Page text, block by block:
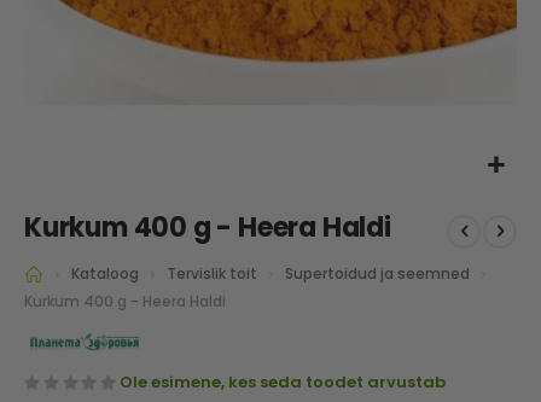
to
beginning
of
images
gallery
Kurkum 400 g - Heera Haldi
Kataloog Tervislik toit
Supertoidud ja seemned
Kurkum 400 g - Heera Haldi
Ole esimene, kes seda toodet arvustab